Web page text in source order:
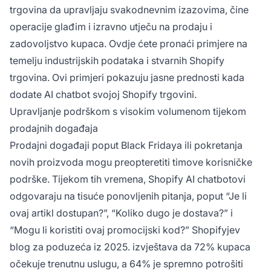
trgovina da upravljaju svakodnevnim izazovima, čine
operacije glađim i izravno utječu na prodaju i
zadovoljstvo kupaca. Ovdje ćete pronaći primjere na
temelju industrijskih podataka i stvarnih Shopify
trgovina. Ovi primjeri pokazuju jasne prednosti kada
dodate AI chatbot svojoj Shopify trgovini.
Upravljanje podrškom s visokim volumenom tijekom
prodajnih događaja
Prodajni događaji poput Black Fridaya ili pokretanja
novih proizvoda mogu preopteretiti timove korisničke
podrške. Tijekom tih vremena, Shopify AI chatbotovi
odgovaraju na tisuće ponovljenih pitanja, poput “Je li
ovaj artikl dostupan?”, “Koliko dugo je dostava?” i
“Mogu li koristiti ovaj promocijski kod?” Shopifyjev
blog za poduzeća iz 2025. izvještava da 72% kupaca
očekuje trenutnu uslugu, a 64% je spremno potrošiti